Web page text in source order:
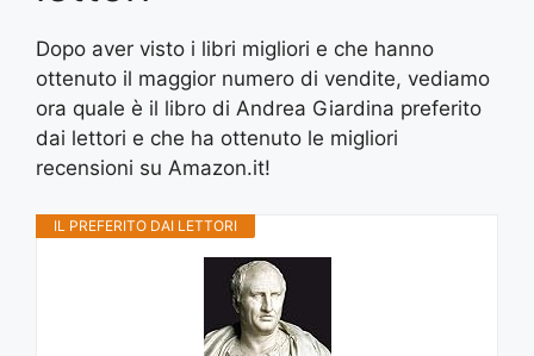
Dopo aver visto i libri migliori e che hanno
ottenuto il maggior numero di vendite, vediamo
ora quale è il libro di Andrea Giardina preferito
dai lettori e che ha ottenuto le migliori
recensioni su Amazon.it!
IL PREFERITO DAI LETTORI